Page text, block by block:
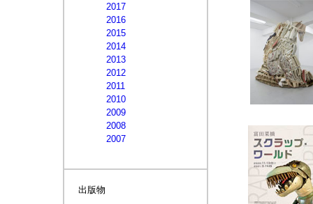
2017
2016
2015
2014
2013
2012
2011
2010
2009
2008
2007
出版物